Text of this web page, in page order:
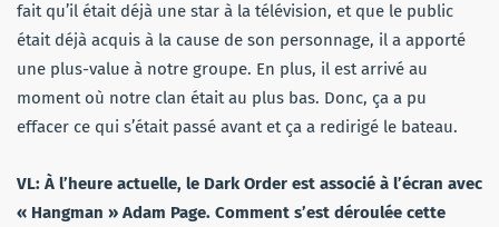
fait qu’il était déjà une star à la télévision, et que le public
était déjà acquis à la cause de son personnage, il a apporté
une plus-value à notre groupe. En plus, il est arrivé au
moment où notre clan était au plus bas. Donc, ça a pu
effacer ce qui s’était passé avant et ça a redirigé le bateau.
VL: À l’heure actuelle, le Dark Order est associé à l’écran avec
« Hangman » Adam Page. Comment s’est déroulée cette